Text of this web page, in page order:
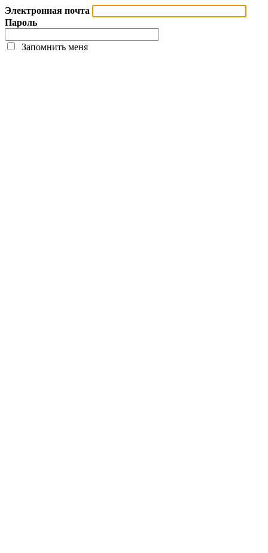
Электронная почта
Пароль
Запомнить меня